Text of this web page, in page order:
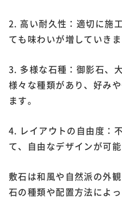
2. 高い耐久性：適切に施
ても味わいが増していきま
3. 多様な石種：御影石、
様々な種類があり、好み
ます。
4. レイアウトの自由度：
て、自由なデザインが可能
敷石は和風や自然派の外
石の種類や配置方法によ